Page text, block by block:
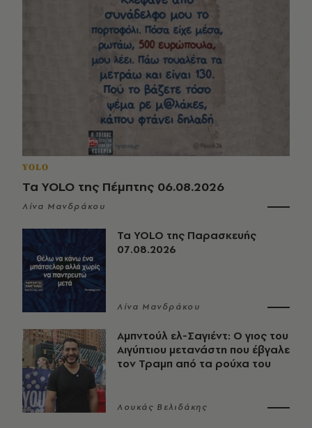
YOLO
Τα YOLO της Πέμπτης 06.08.2026
Λίνα Μανδράκου
Τα YOLO της Παρασκευής
07.08.2026
Λίνα Μανδράκου
Αμπντούλ ελ-Σαγιέντ: Ο γιος του
Αιγύπτιου μετανάστη που έβγαλε
τον Τραμπ από τα ρούχα του
Λουκάς Βελιδάκης